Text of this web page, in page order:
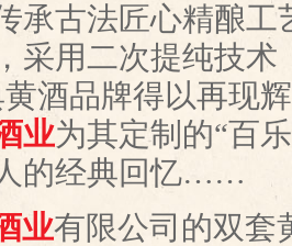
承古法匠心精酿工
采用二次提纯技术
酒品牌得以再现
业为其定制的“百
的经典回忆……
业有限公司的双套